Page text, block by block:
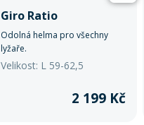
Giro Ratio
Odolná helma pro všechny
lyžaře.
Velikost: L 59-62,5
2 199 Kč